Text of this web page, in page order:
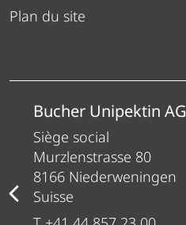
Plan du site
Bucher Unipektin AG
Siège social
Murzlenstrasse 80
8166 Niederweningen
Suisse